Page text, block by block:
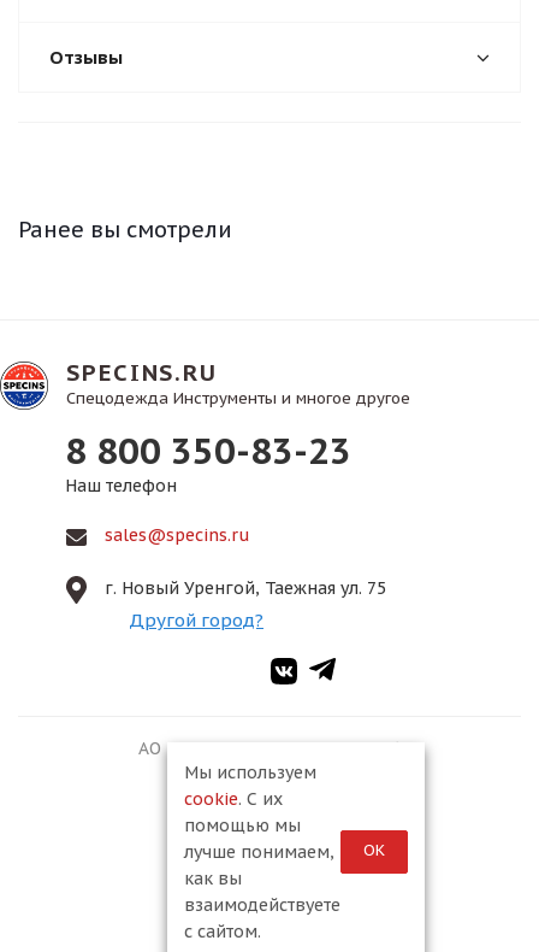
Отзывы
Ранее вы смотрели
SPECINS.RU
Спецодежда Инструменты и многое другое
8 800 350-83-23
Наш телефон
sales@specins.ru
г. Новый Уренгой, Таежная ул. 75
Другой город?
АО ПКФ «Спецмонтаж-2», 2026
Мы используем
cookie. С их
помощью мы
лучше понимаем,
как вы
взаимодействуете
с сайтом.
ОК